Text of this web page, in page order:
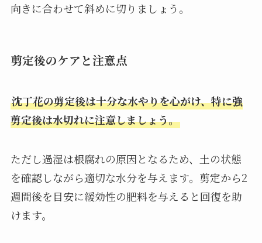
向きに合わせて斜めに切りましょう。
剪定後のケアと注意点
沈丁花の剪定後は十分な水やりを心がけ、特に強
剪定後は水切れに注意しましょう。
ただし過湿は根腐れの原因となるため、土の状態
を確認しながら適切な水分を与えます。剪定から2
週間後を目安に緩効性の肥料を与えると回復を助
けます。